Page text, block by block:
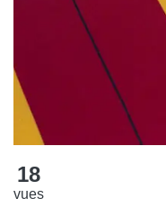
18
vues